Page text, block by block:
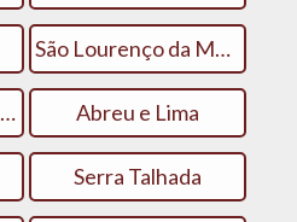
São Lourenço da Mata
Santa Cruz do Capibaribe Abreu e Lima
Serra Talhada